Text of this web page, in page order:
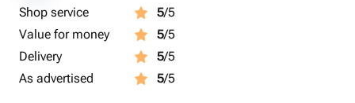
Shop service 5/5
Value for money
5/5
Delivery
5/5
As advertised
5/5